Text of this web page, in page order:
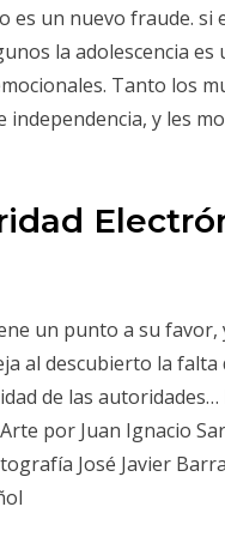
es un nuevo fraude. si
la adolescencia
Tanto los
y les
un punto a su
al descubierto la falta
de las
por Juan Ignacio
José Javier